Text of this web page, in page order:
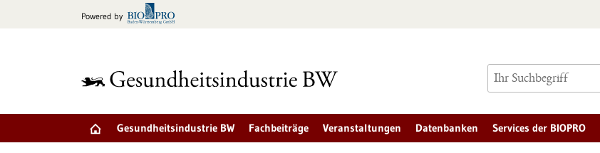
Powered by
Gesundheitsindustrie BW Fachbeiträge Veranstaltungen Datenbanken Services der BIOPRO